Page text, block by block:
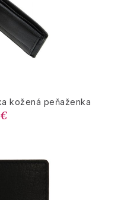
kožená peňaženka